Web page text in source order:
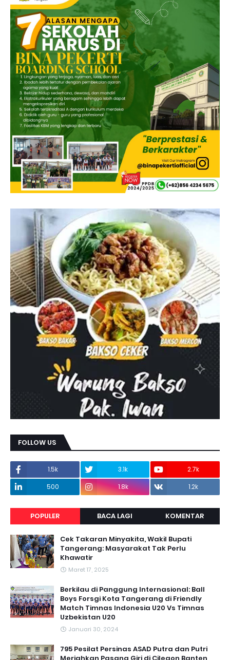
FOLLOW US
1.5k 3.1k
2.7k
500
1.8k 1.2k
POPULER BACA LAGI KOMENTAR
Cek Takaran Minyakita, Wakil Bupati
Tangerang: Masyarakat Tak Perlu
Khawatir
Maret 17, 2025
Berkilau di Panggung Internasional: Ball
Boys Forsgi Kota Tangerang di Friendly
Match Timnas Indonesia U20 Vs Timnas
Uzbekistan U20
Januari 30, 2024
795 Pesilat Persinas ASAD Putra dan Putri